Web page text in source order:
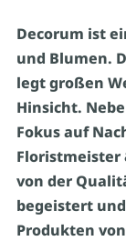
Decorum ist
und Blumen.
legt großen
Hinsicht.
Fokus auf
Floristmeister
von der
begeistert
Produkten